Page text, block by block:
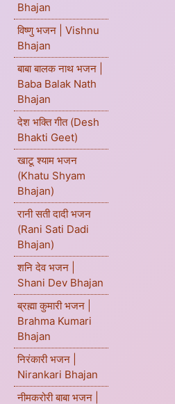
Bhajan
विष्णु भजन | Vishnu
Bhajan
बाबा बालक नाथ भजन |
Baba Balak Nath
Bhajan
देश भक्ति गीत (Desh
Bhakti Geet)
खाटू श्याम भजन
(Khatu Shyam
Bhajan)
रानी सती दादी भजन
(Rani Sati Dadi
Bhajan)
शनि देव भजन |
Shani Dev Bhajan
ब्रह्मा कुमारी भजन |
Brahma Kumari
Bhajan
निरंकारी भजन |
Nirankari Bhajan
नीमकरोरी बाबा भजन |